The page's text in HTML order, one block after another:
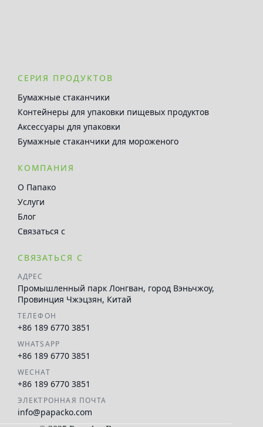
СЕРИЯ ПРОДУКТОВ
Бумажные стаканчики
Контейнеры для упаковки пищевых продуктов
Аксессуары для упаковки
Бумажные стаканчики для мороженого
КОМПАНИЯ
О Папако
Услуги
Блог
Связаться с
СВЯЗАТЬСЯ С
АДРЕС
Промышленный парк Лонгван, город Вэньчжоу,
Провинция Чжэцзян, Китай
ТЕЛЕФОН
+86 189 6770 3851
WHATSAPP
+86 189 6770 3851
WECHAT
+86 189 6770 3851
ЭЛЕКТРОННАЯ ПОЧТА
info@papacko.com